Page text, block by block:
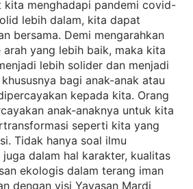
kita menghadapi pandemi covid-
lebih dalam, kita dapat
bersama. Demi mengarahkan
yang lebih baik, maka kita
lebih solider dan menjadi
bagi anak-anak atau
kepada kita. Orang
anak-anaknya untuk kita
seperti kita yang
Tidak hanya soal ilmu
dalam hal karakter, kualitas
ekologis dalam terang iman
dengan visi Yayasan Mardi